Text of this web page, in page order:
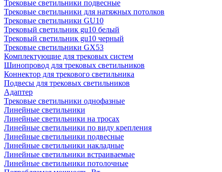
Трековые светильники подвесные
Трековые светильники для натяжных потолков
Трековые светильники GU10
Трековый светильник gu10 белый
Трековый светильник gu10 черный
Трековые светильники GX53
Комплектующие для трековых систем
Шинопровод для трековых светильников
Коннектор для трекового светильника
Подвесы для трековых светильников
Адаптер
Трековые светильники однофазные
Линейные светильники
Линейные светильники на тросах
Линейные светильники по виду крепления
Линейные светильники подвесные
Линейные светильники накладные
Линейные светильники встраиваемые
Линейные светильники потолочные